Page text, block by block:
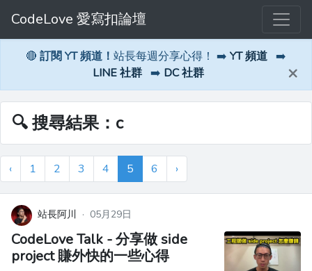
CodeLove 愛寫扣論壇
🔴 訂閱 YT 頻道！ 站長每週分享心得！ ➡️ YT 頻道 ➡️
LINE 社群 ➡️ DC 社群 ×
🔍 搜尋結果：c
‹ 1 2 3 4 5 6 ›
站長阿川 · 05月29日
CodeLove Talk - 分享做 side
project 賺外快的一些心得